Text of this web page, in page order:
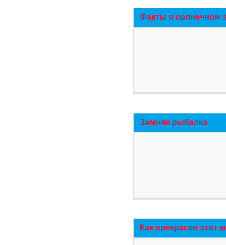
Факты о солнечном
Зимняя рыбалка
Как прекрасен этот